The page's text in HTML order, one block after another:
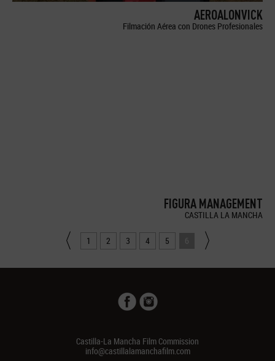
AEROALONVICK
Filmación Aérea con Drones Profesionales
FIGURA MANAGEMENT
CASTILLA LA MANCHA
1 2 3 4 5 6
Castilla-La Mancha Film Commission
info@castillalamanchafilm.com